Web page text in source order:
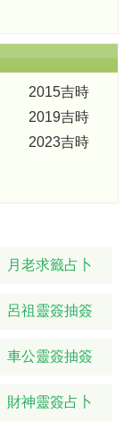
2015吉時
2019吉時
2023吉時
月老求籤占卜
呂祖靈簽抽簽
車公靈簽抽簽
財神靈簽占卜